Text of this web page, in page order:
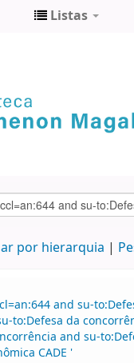
Listas
por hierarquia
and su-
to:Defesa da
and su-
CADE '